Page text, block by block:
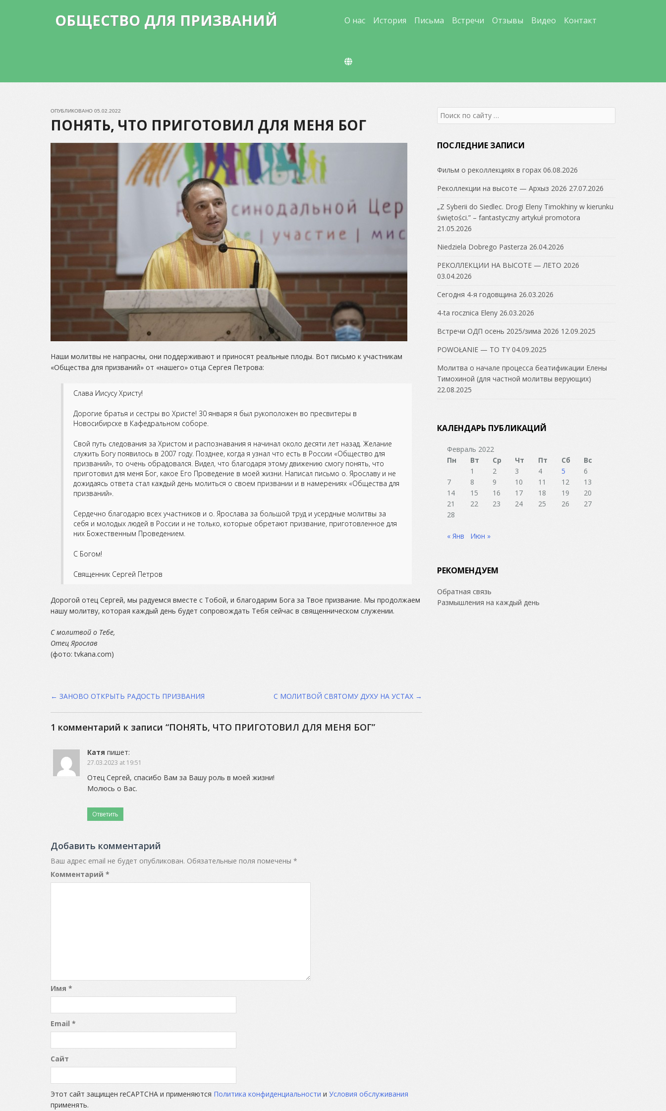
ОБЩЕСТВО ДЛЯ ПРИЗВАНИЙ
to
О нас История Письма Встречи Отзывы Видео Контакт
ОПУБЛИКОВАНО 05.02.2022
ПОНЯТЬ, ЧТО ПРИГОТОВИЛ ДЛЯ МЕНЯ БОГ
Наши молитвы не напрасны, они поддерживают и приносят реальные плоды. Вот письмо к участникам
«Общества для призваний» от «нашего» отца Сергея Петрова:
Слава Иисусу Христу!
Дорогие братья и сестры во Христе! 30 января я был рукоположен во пресвитеры в
Новосибирске в Кафедральном соборе.
Свой путь следования за Христом и распознавания я начинал около десяти лет назад. Желание
служить Богу появилось в 2007 году. Позднее, когда я узнал что есть в России «Общество для
призваний», то очень обрадовался. Видел, что благодаря этому движению смогу понять, что
приготовил для меня Бог, какое Его Проведение в моей жизни. Написал письмо о. Ярославу и не
дожидаясь ответа стал каждый день молиться о своем призвании и в намерениях «Общества для
призваний».
Сердечно благодарю всех участников и о. Ярослава за большой труд и усердные молитвы за
себя и молодых людей в России и не только, которые обретают призвание, приготовленное для
них Божественным Проведением.
С Богом!
Священник Сергей Петров
Дорогой отец Сергей, мы радуемся вместе с Тобой, и благодарим Бога за Твое призвание. Мы продолжаем
нашу молитву, которая каждый день будет сопровождать Тебя сейчас в священническом служении.
С молитвой о Тебе,
Отец Ярослав
(фото: tvkana.com)
Post
navigation
← ЗАНОВО ОТКРЫТЬ РАДОСТЬ ПРИЗВАНИЯ С МОЛИТВОЙ СВЯТОМУ ДУХУ НА УСТАХ →
1 комментарий к записи “ПОНЯТЬ, ЧТО ПРИГОТОВИЛ ДЛЯ МЕНЯ БОГ”
Катя пишет:
27.03.2023 at 19:51
Отец Сергей, спасибо Вам за Вашу роль в моей жизни!
Молюсь о Вас.
Ответить
Добавить комментарий
Ваш адрес email не будет опубликован. Обязательные поля помечены *
Комментарий *
Имя *
Email *
Сайт
Этот сайт защищен reCAPTCHA и применяются Политика конфиденциальности и Условия обслуживания
применять.
Search
for:
ПОСЛЕДНИЕ ЗАПИСИ
Фильм о реколлекциях в горах 06.08.2026
Реколлекции на высоте — Архыз 2026 27.07.2026
„Z Syberii do Siedlec. Drogi Eleny Timokhiny w kierunku
świętości.” – fantastyczny artykuł promotora
21.05.2026
Niedziela Dobrego Pasterza 26.04.2026
РЕКОЛЛЕКЦИИ НА ВЫСОТЕ — ЛЕТО 2026
03.04.2026
Сегодня 4-я годовщина 26.03.2026
4-ta rocznica Eleny 26.03.2026
Встречи ОДП осень 2025/зима 2026 12.09.2025
POWOŁANIE — TO TY 04.09.2025
Молитва о начале процесса беатификации Елены
Тимохиной (для частной молитвы верующих)
22.08.2025
КАЛЕНДАРЬ ПУБЛИКАЦИЙ
Февраль 2022
Пн
Вт Ср Чт Пт Сб
Вс
1
2 3 4 5
6
7
8 9 10 11 12
13
14
15 16 17 18 19
20
21
22 23 24 25 26
27
28
« Янв Июн »
РЕКОМЕНДУЕМ
Обратная связь
Размышления на каждый день